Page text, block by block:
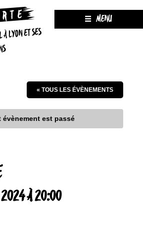
LYON ET SES
MENU
« TOUS LES ÉVÈNEMENTS
évènement est passé
2024 À 20:00